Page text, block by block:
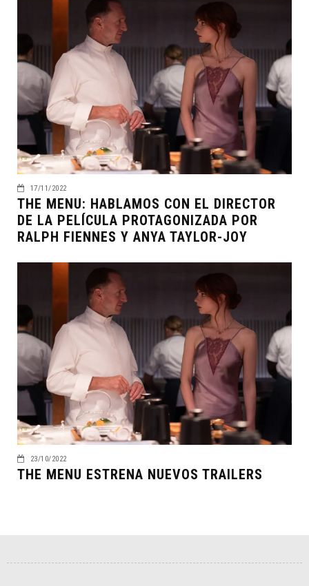
17/11/2022
THE MENU: HABLAMOS CON EL DIRECTOR
DE LA PELÍCULA PROTAGONIZADA POR
RALPH FIENNES Y ANYA TAYLOR-JOY
23/10/2022
THE MENU ESTRENA NUEVOS TRAILERS